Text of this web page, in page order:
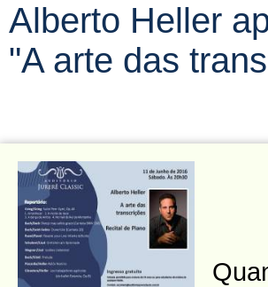
Alberto Heller
"A arte das